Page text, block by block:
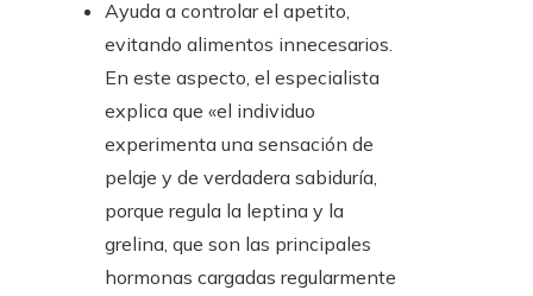
Ayuda a controlar el apetito,
evitando alimentos innecesarios.
En este aspecto, el especialista
explica que «el individuo
experimenta una sensación de
pelaje y de verdadera sabiduría,
porque regula la leptina y la
grelina, que son las principales
hormonas cargadas regularmente